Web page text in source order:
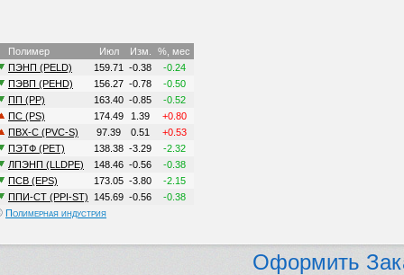
Полимерная индустрия
Оформить